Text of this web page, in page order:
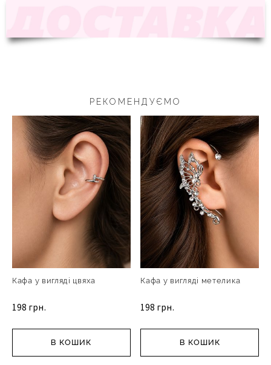
РЕКОМЕНДУЄМО
Кафа у вигляді цвяха
198 грн.
В КОШИК
Кафа у вигляді метелика
198 грн.
В КОШИК